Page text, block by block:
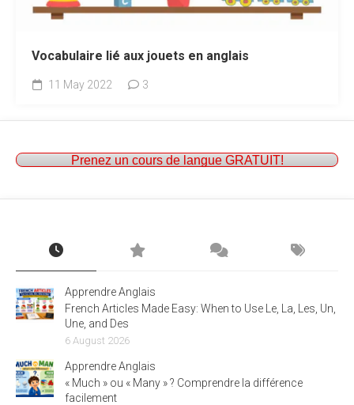
Vocabulaire lié aux jouets en anglais
11 May 2022 3
Prenez un cours de langue GRATUIT!
Apprendre Anglais
French Articles Made Easy: When to Use Le, La, Les, Un,
Une, and Des
6 August 2026
Apprendre Anglais
« Much » ou « Many » ? Comprendre la différence
facilement